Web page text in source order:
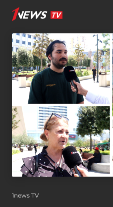
1news TV